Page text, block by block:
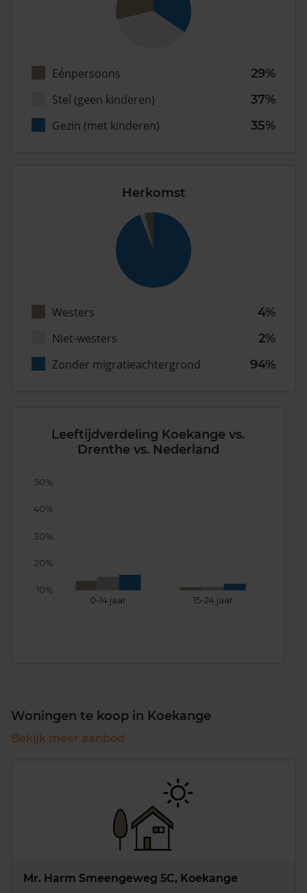
Eénpersoons
29%
Stel (geen kinderen)
37%
Gezin (met kinderen)
35%
Herkomst
Westers
4%
Niet-westers
2%
Zonder migratieachtergrond
94%
Leeftijdverdeling Koekange vs.
Drenthe vs. Nederland
0-14 jaar 15-24 jaar
10%
20%
30%
40%
50%
Woningen te koop in Koekange
Bekijk meer aanbod
Mr. Harm Smeengeweg 5C, Koekange